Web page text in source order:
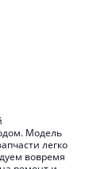
Модель
легко
вовремя